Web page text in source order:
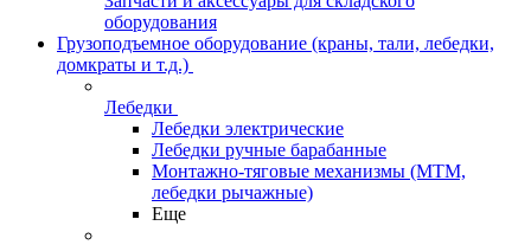
оборудования
Грузоподъемное оборудование (краны, тали, лебедки,
домкраты и т.д.)
Лебедки
Лебедки электрические
Лебедки ручные барабанные
Монтажно-тяговые механизмы (МТМ,
лебедки рычажные)
Еще